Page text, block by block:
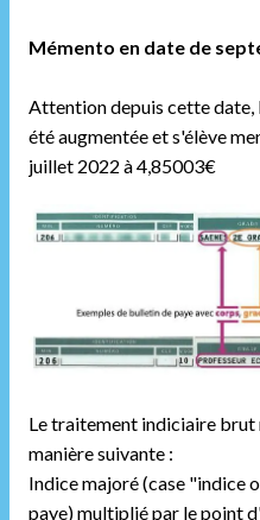
Mémento en date de
Attention depuis cette date,
été augmentée et s'élève
juillet 2022 à 4,85003€
Le traitement indiciaire brut
manière suivante :
Indice majoré (case "indice
paye) multiplié par le point